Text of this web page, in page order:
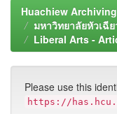
Huachiew
มหาวิทยาลัยหัวเฉี
Liberal Arts -
Please use this
https://